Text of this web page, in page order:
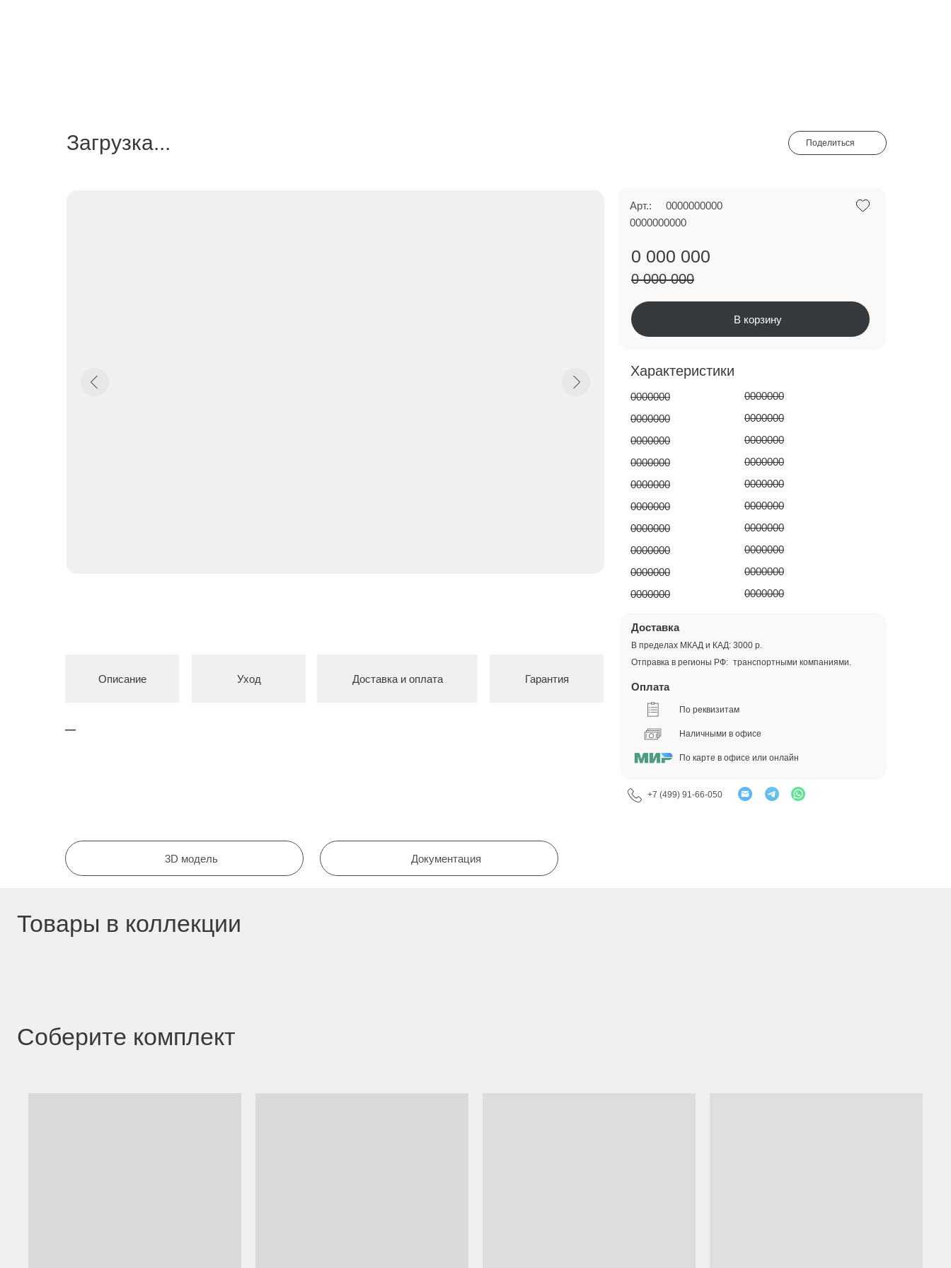
0000000
0000000
0000000
0000000
0000000
0000000
0000000
0000000
0000000
0000000
0000000
0000000
0000000
0000000
0000000
0000000
0000000
0000000
0000000
0000000
Характеристики
—
Уход
Описание Доставка и оплата Гарантия
+7 (499) 91-66-050
По реквизитам
Наличными в офисе
По карте в офисе или онлайн
Оплата
Доставка
В пределах МКАД и КАД: 3000 р.
Отправка в регионы РФ: транспортными компаниями.
0 000 000
0 000 000
0000000000
0000000000
Арт.:
В корзину
Поделиться
Загрузка...
3D модель Документация
Соберите комплект